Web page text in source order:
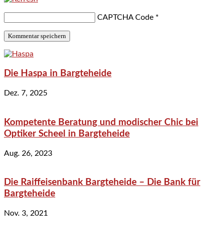
CAPTCHA Code *
Die Haspa in Bargteheide
Dez. 7, 2025
Kompetente Beratung und modischer Chic bei
Optiker Scheel in Bargteheide
Aug. 26, 2023
Die Raiffeisenbank Bargteheide – Die Bank für
Bargteheide
Nov. 3, 2021